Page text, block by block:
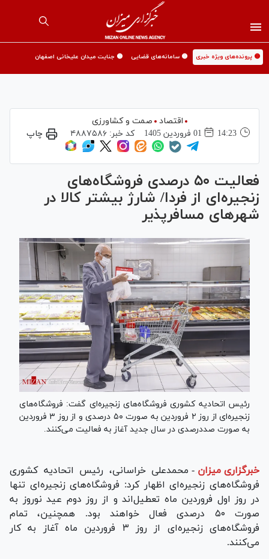
🟡 پرونده‌های ویژه خبری 🟡 سامانه‌های قضایی 🟡 جنایت میدان علیخانی اصفهان
اقتصاد
صمت و کشاورزی
14:23
01 فروردين 1405 کد خبر: ۴۸۸۷۵۸۶ چاپ
فعالیت ۵۰ درصدی فروشگاه‌های
زنجیره‌ای از فردا/ شارژ بیشتر کالا در
شهر‌های مسافرپذیر
رئیس اتحادیه کشوری فروشگاه‌های زنجیره‌ای گفت: فروشگاه‌های
زنجیره‌ای از روز ۲ فروردین به صورت ۵۰ درصدی و از روز ۳ فروردین
به صورت صددرصدی در سال جدید آغاز به فعالیت می‌کنند.
خبرگزاری میزان - محمدعلی خراسانی، رئیس اتحادیه کشوری
فروشگاه‌های زنجیره‌ای اظهار کرد: فروشگاه‌های زنجیره‌ای تنها
در روز اول فروردین ماه تعطیل‌اند و از روز دوم عید نوروز به
صورت ۵۰ درصدی فعال خواهند بود. همچنین، تمام
فروشگاه‌های زنجیره‌ای از روز ۳ فروردین ماه آغاز به کار
می‌کنند.